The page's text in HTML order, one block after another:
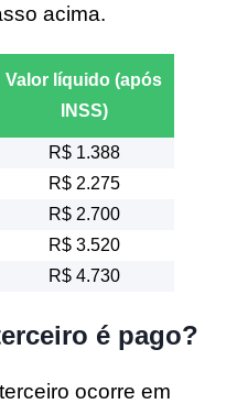
acima.
Valor líquido (após
INSS)
R$ 1.388
R$ 2.275
R$ 2.700
R$ 3.520
R$ 4.730
é pago?
ocorre em